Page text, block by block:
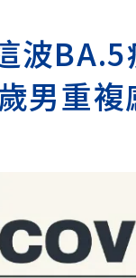
波
男重複